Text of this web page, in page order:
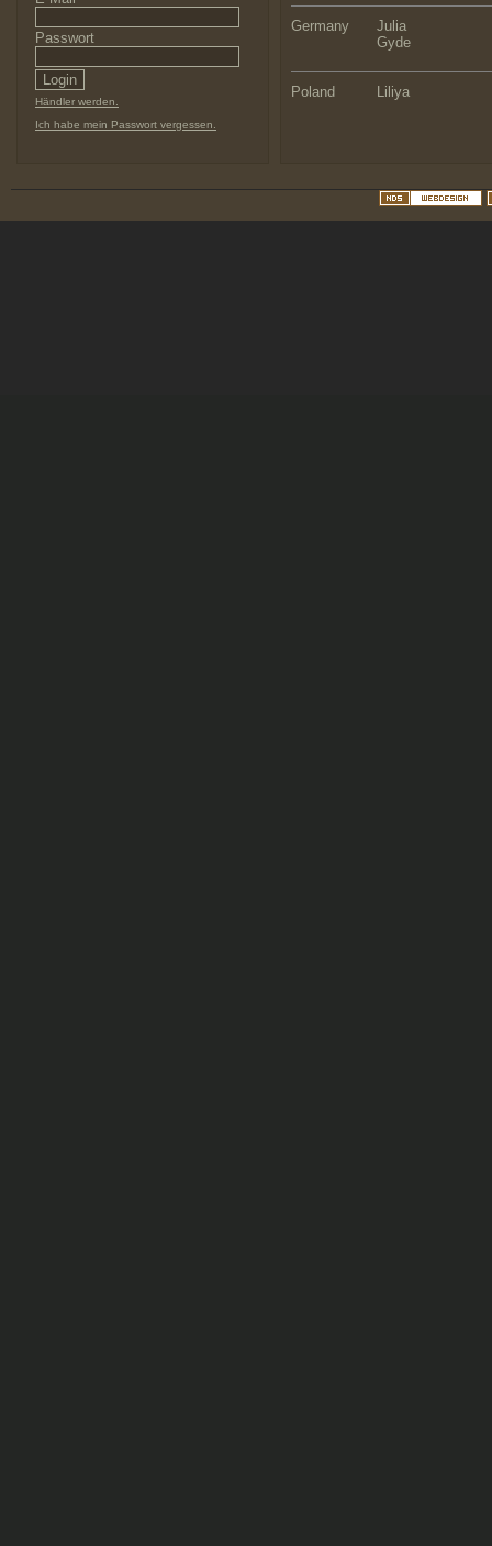
Passwort
Händler werden.
Ich habe mein Passwort vergessen.
Germany
Julia
Gyde
Poland Liliya